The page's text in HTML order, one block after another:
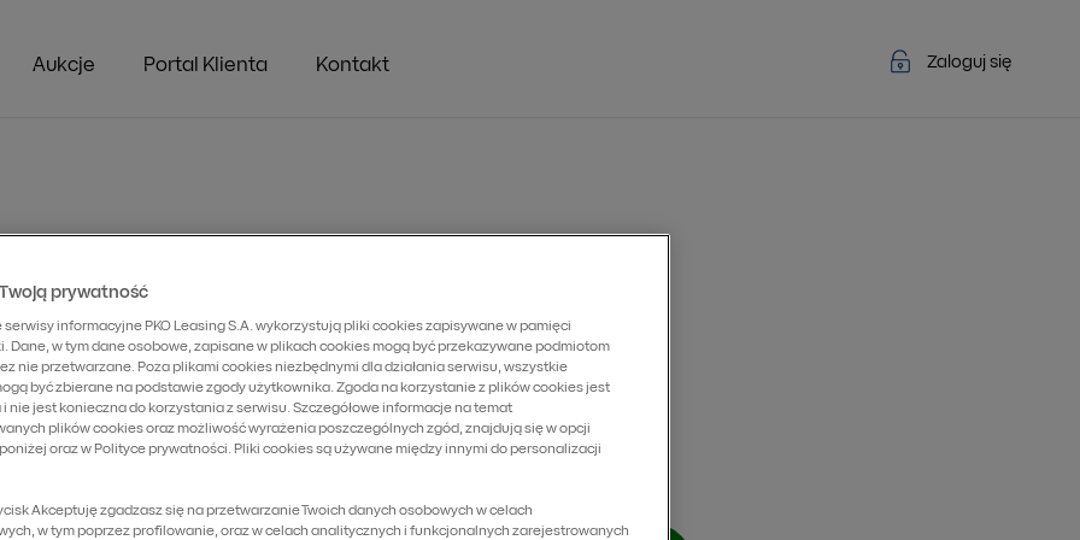
Aukcje Portal Klienta Kontakt Zaloguj się
w konkursie Lider
Finansowania
prywatność
serwisy informacyjne PKO Leasing S.A. wykorzystują pliki cookies zapisywane w pamięci
Dane, w tym dane osobowe, zapisane w plikach cookies mogą być przekazywane podmiotom
nie przetwarzane. Poza plikami cookies niezbędnymi dla działania serwisu, wszystkie
być zbierane na podstawie zgody użytkownika. Zgoda na korzystanie z plików cookies jest
nie jest konieczna do korzystania z serwisu. Szczegółowe informacje na temat
plików cookies oraz możliwość wyrażenia poszczególnych zgód, znajdują się w opcji
oraz w Polityce prywatności. Pliki cookies są używane między innymi do personalizacji
Akceptuję zgadzasz się na przetwarzanie Twoich danych osobowych w celach
w tym poprzez profilowanie, oraz w celach analitycznych i funkcjonalnych zarejestrowanych